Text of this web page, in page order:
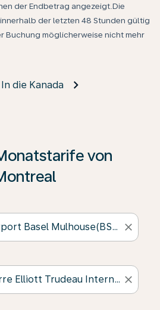
der Endbetrag angezeigt.Die
der letzten 48 Stunden gültig
Buchung möglicherweise nicht mehr
In die Kanada
von
close
close